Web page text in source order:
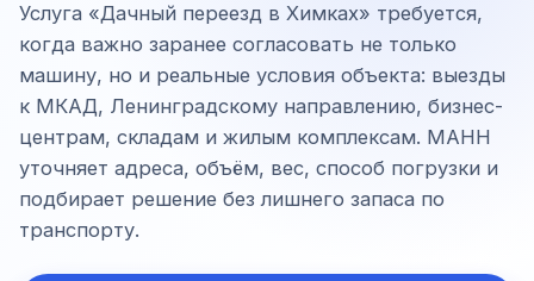
Услуга «Дачный переезд в Химках» требуется,
когда важно заранее согласовать не только
машину, но и реальные условия объекта: выезды
к МКАД, Ленинградскому направлению, бизнес-
центрам, складам и жилым комплексам. МАНН
уточняет адреса, объём, вес, способ погрузки и
подбирает решение без лишнего запаса по
транспорту.